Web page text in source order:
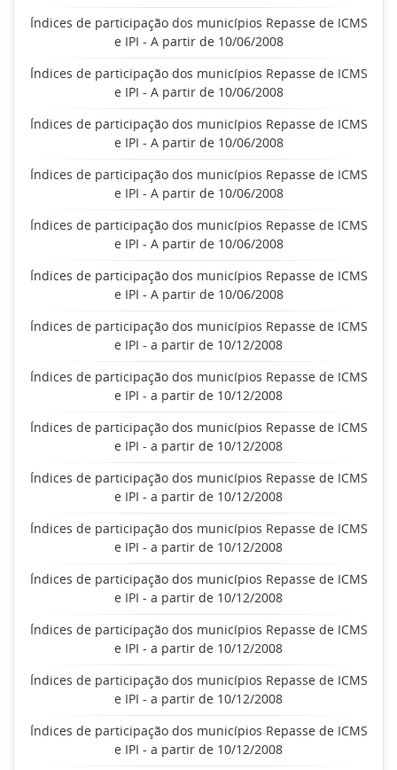
Índices de participação dos municípios Repasse de ICMS
e IPI - A partir de 10/06/2008
Índices de participação dos municípios Repasse de ICMS
e IPI - A partir de 10/06/2008
Índices de participação dos municípios Repasse de ICMS
e IPI - A partir de 10/06/2008
Índices de participação dos municípios Repasse de ICMS
e IPI - A partir de 10/06/2008
Índices de participação dos municípios Repasse de ICMS
e IPI - A partir de 10/06/2008
Índices de participação dos municípios Repasse de ICMS
e IPI - A partir de 10/06/2008
Índices de participação dos municípios Repasse de ICMS
e IPI - a partir de 10/12/2008
Índices de participação dos municípios Repasse de ICMS
e IPI - a partir de 10/12/2008
Índices de participação dos municípios Repasse de ICMS
e IPI - a partir de 10/12/2008
Índices de participação dos municípios Repasse de ICMS
e IPI - a partir de 10/12/2008
Índices de participação dos municípios Repasse de ICMS
e IPI - a partir de 10/12/2008
Índices de participação dos municípios Repasse de ICMS
e IPI - a partir de 10/12/2008
Índices de participação dos municípios Repasse de ICMS
e IPI - a partir de 10/12/2008
Índices de participação dos municípios Repasse de ICMS
e IPI - a partir de 10/12/2008
Índices de participação dos municípios Repasse de ICMS
e IPI - a partir de 10/12/2008